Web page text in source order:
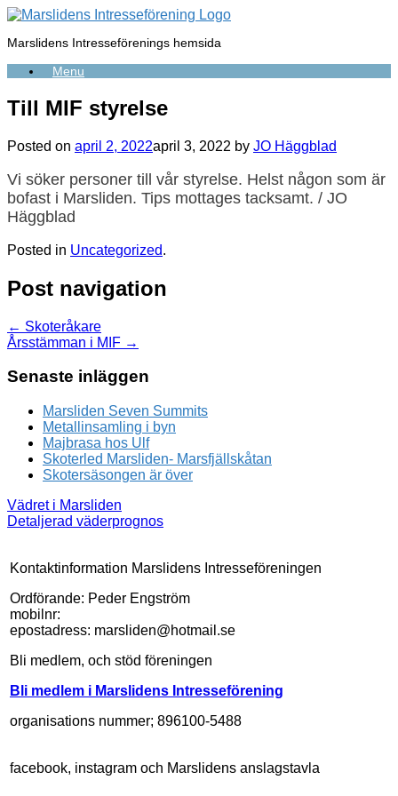
Skip
content
Marslidens Intresseförenings hemsida
Menu
Till MIF styrelse
Posted on april 2, 2022april 3, 2022 by JO Häggblad
Vi söker personer till vår styrelse. Helst någon som är
bofast i Marsliden. Tips mottages tacksamt. / JO
Häggblad
Posted in Uncategorized.
Post navigation
← Skoteråkare
Årsstämman i MIF →
Senaste inläggen
Marsliden Seven Summits
Metallinsamling i byn
Majbrasa hos Ulf
Skoterled Marsliden- Marsfjällskåtan
Skotersäsongen är över
Vädret i Marsliden
Detaljerad väderprognos
Kontaktinformation Marslidens Intresseföreningen
Ordförande: Peder Engström
mobilnr:
epostadress: marsliden@hotmail.se
Bli medlem, och stöd föreningen
Bli medlem i Marslidens Intresseförening
organisations nummer; 896100-5488
facebook, instagram och Marslidens anslagstavla